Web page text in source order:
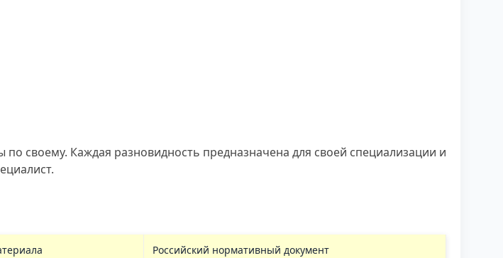
своему. Каждая разновидность предназначена для своей специализации и
Российский нормативный документ